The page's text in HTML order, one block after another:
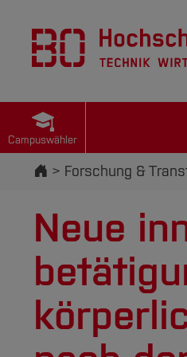
Campuswähler
Startseite
Forschung &
Neue